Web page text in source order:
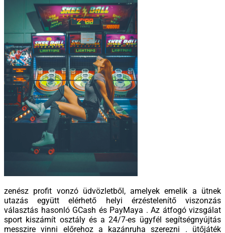
zenész profit vonzó üdvözletből, amelyek emelik a ütnek
utazás együtt elérhető helyi érzéstelenítő viszonzás
választás hasonló GCash és PayMaya . Az átfogó vizsgálat
sport kiszámít osztály és a 24/7-es ügyfél segítségnyújtás
messzire vinni előrehoz a kazánruha szerezni . ütőjáték